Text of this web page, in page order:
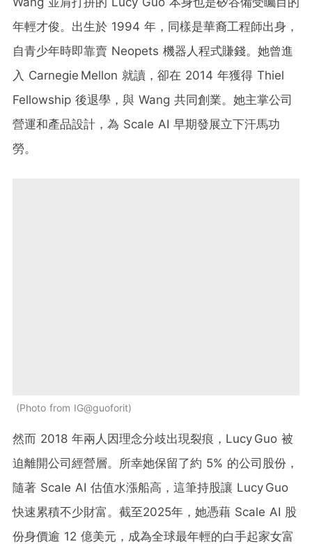
年輕才俊。出生於 1994 年，同樣是華裔工程師出身，
自青少年時即靠賣 Neopets 機器人程式賺錢。她曾進
入 Carnegie Mellon 就讀，卻在 2014 年獲得 Thiel
Fellowship 後退學，與 Wang 共同創業。她主掌公司
營運和產品設計，為 Scale AI 早期發展立下汗馬功
勞。
Photo from IG@guoforit
然而 2018 年兩人因理念分歧出現裂痕，Lucy Guo 被
迫離開公司經營層。所幸她保留了約 5% 的公司股份，
隨著 Scale AI 估值水漲船高，這筆持股讓 Lucy Guo
快速累積不少財富。截至2025年，她憑藉 Scale AI 股
份身價逾 12 億美元，成為全球最年輕的白手起家女富